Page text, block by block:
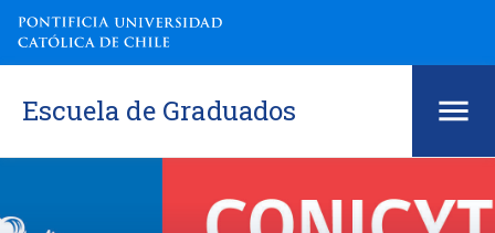
Escuela de Graduados